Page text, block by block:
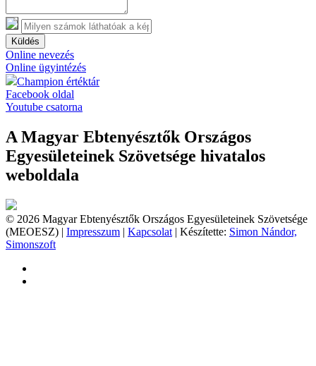
Küldés
Online nevezés
Online ügyintézés
Champion értéktár
Facebook oldal
Youtube csatorna
A Magyar Ebtenyésztők Országos
Egyesületeinek Szövetsége hivatalos
weboldala
© 2026 Magyar Ebtenyésztők Országos Egyesületeinek Szövetsége
(MEOESZ) | Impresszum | Kapcsolat | Készítette: Simon Nándor,
Simonszoft